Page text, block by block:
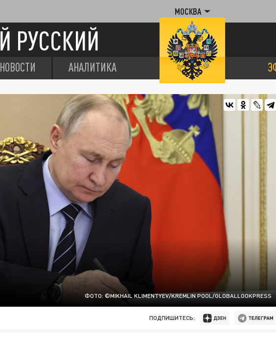
МОСКВА
РУССКИЙ
НОВОСТИ АНАЛИТИКА
ФОТО: ©MIKHAIL KLIMENTYEV/KREMLIN POOL/GLOBALLOOKPRESS
ПОДПИШИТЕСЬ: